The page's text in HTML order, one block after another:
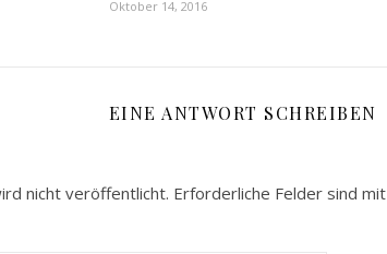
Oktober 14, 2016
EINE ANTWORT SCHREIBEN
nicht veröffentlicht. Erforderliche Felder sind mit